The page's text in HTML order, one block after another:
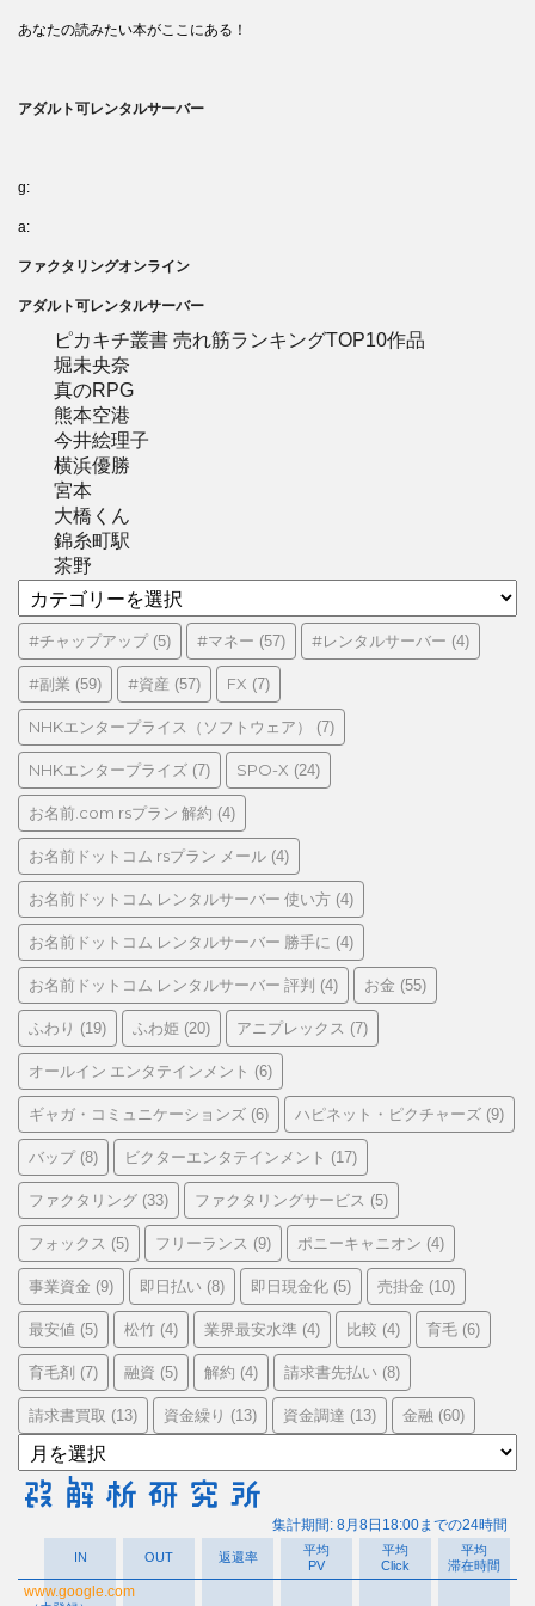
あなたの読みたい本がここにある！
アダルト可レンタルサーバー
g:
a:
ファクタリングオンライン
アダルト可レンタルサーバー
ピカキチ叢書 売れ筋ランキングTOP10作品
堀未央奈
真のRPG
熊本空港
今井絵理子
横浜優勝
宮本
大橋くん
錦糸町駅
茶野
テ
ゴ
リ
ー
#チャップアップ(5) #マネー (57) #レンタルサーバー (4)
#副業 (59) #資産 (57) FX (7)
NHKエンタープライス（ソフトウェア） (7)
NHKエンタープライズ (7) SPO-X (24)
お名前.com rsプラン 解約 (4)
お名前ドットコム rsプラン メール (4)
お名前ドットコム レンタルサーバー 使い方 (4)
お名前ドットコム レンタルサーバー 勝手に (4)
お名前ドットコム レンタルサーバー 評判 (4) お金 (55)
ふわり (19) ふわ姫 (20) アニプレックス (7)
オールイン エンタテインメント (6)
ギャガ・コミュニケーションズ (6) ハピネット・ピクチャーズ (9)
バップ(8) ビクターエンタテインメント (17)
ファクタリング (33) ファクタリングサービス (5)
フォックス (5) フリーランス (9) ポニーキャニオン (4)
事業資金 (9) 即日払い (8) 即日現金化 (5) 売掛金 (10)
最安値 (5) 松竹 (4) 業界最安水準 (4) 比較 (4) 育毛 (6)
育毛剤 (7) 融資 (5) 解約 (4) 請求書先払い (8)
請求書買取 (13) 資金繰り (13) 資金調達 (13) 金融 (60)
ア
ー
カ